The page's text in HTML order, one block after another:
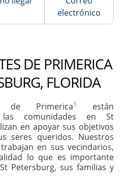
electrónico
DE PRIMERICA
FLORIDA
de Primerica1
están
las comunidades en St
en apoyar sus objetivos
seres queridos. Nuestros
en sus vecindarios,
lo que es importante
Petersburg, sus familias y